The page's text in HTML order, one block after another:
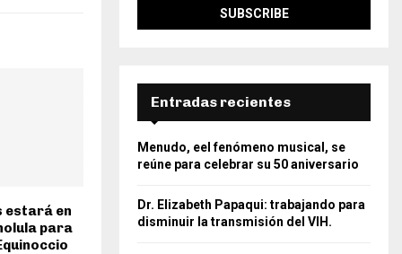
estará en
para
Entradas recientes
Menudo, eel fenómeno musical, se
reúne para celebrar su 50 aniversario
Dr. Elizabeth Papaqui: trabajando para
disminuir la transmisión del VIH.